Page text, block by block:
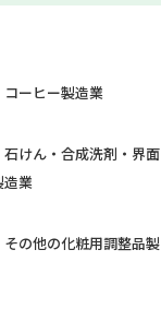
ーヒー製造業
けん・合成洗剤・界面
業
の他の化粧用調整品製